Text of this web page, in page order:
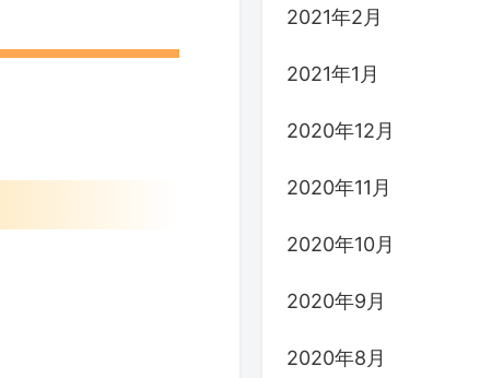
2021年2月
2021年1月
2020年12月
2020年11月
2020年10月
2020年9月
2020年8月